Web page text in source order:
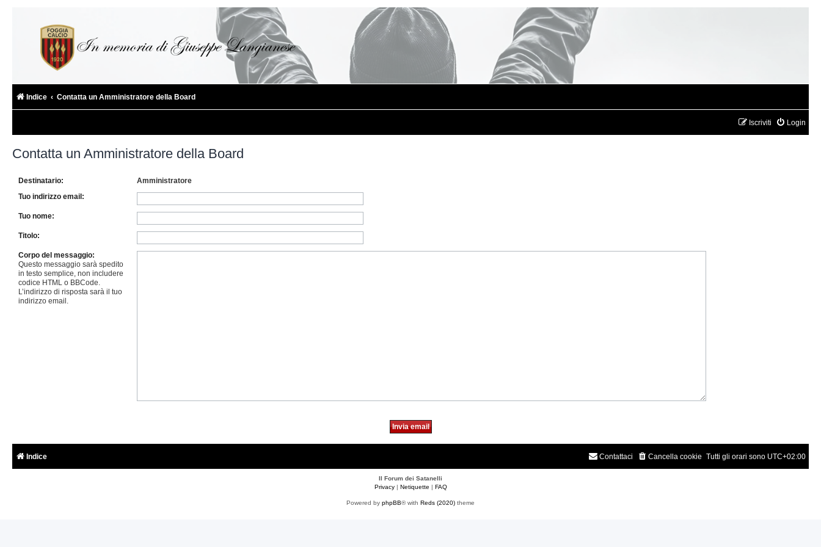
Indice Contatta un Amministratore della Board
Login
Iscriviti
Contatta un Amministratore della Board
Destinatario:
Amministratore
Tuo indirizzo email:
Tuo nome:
Titolo:
Corpo del messaggio:
Questo messaggio sarà spedito
in testo semplice, non includere
codice HTML o BBCode.
L’indirizzo di risposta sarà il tuo
indirizzo email.
Indice Tutti gli orari sono UTC+02:00
Cancella cookie
Contattaci
Il Forum dei Satanelli
Privacy| Netiquette | FAQ
Powered by phpBB® with Reds (2020) theme